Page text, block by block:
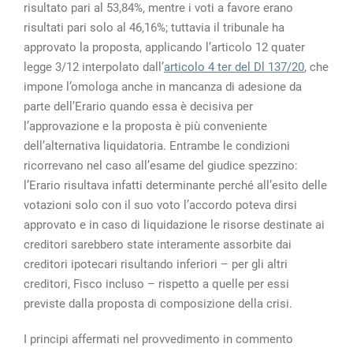
risultato pari al 53,84%, mentre i voti a favore erano
risultati pari solo al 46,16%; tuttavia il tribunale ha
approvato la proposta, applicando l’articolo 12 quater
legge 3/12 interpolato dall’articolo 4 ter del Dl 137/20, che
impone l’omologa anche in mancanza di adesione da
parte dell’Erario quando essa è decisiva per
l’approvazione e la proposta è più conveniente
dell’alternativa liquidatoria. Entrambe le condizioni
ricorrevano nel caso all’esame del giudice spezzino:
l’Erario risultava infatti determinante perché all’esito delle
votazioni solo con il suo voto l’accordo poteva dirsi
approvato e in caso di liquidazione le risorse destinate ai
creditori sarebbero state interamente assorbite dai
creditori ipotecari risultando inferiori – per gli altri
creditori, Fisco incluso – rispetto a quelle per essi
previste dalla proposta di composizione della crisi.
I principi affermati nel provvedimento in commento